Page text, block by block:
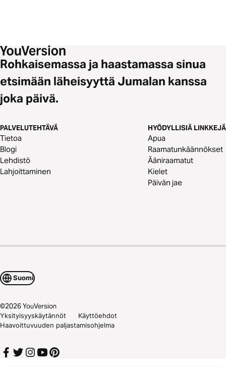
Rohkaisemassa ja haastamassa sinua
etsimään läheisyyttä Jumalan kanssa
joka päivä.
PALVELUTEHTÄVÄ
Tietoa
Blogi
Lehdistö
Lahjoittaminen
HYÖDYLLISIÄ LINKKEJÄ
Apua
Raamatunkäännökset
Ääniraamatut
Kielet
Päivän jae
Suomi
©2026YouVersion
Yksityisyyskäytännöt
Käyttöehdot
Haavoittuvuuden paljastamisohjelma